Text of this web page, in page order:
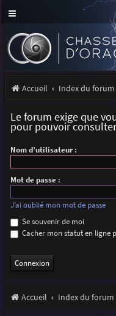
Accueil Index du forum
Le forum exige que
pour pouvoir
Nom d’utilisateur :
Mot de passe :
J’ai oublié mon mot de passe
Se souvenir de moi
Cacher mon statut en ligne
Accueil Index du forum